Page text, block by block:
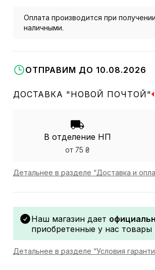
Оплата производится при
наличными.
ОТПРАВИМ ДО 10.08.2026
ДОСТАВКА "НОВОЙ ПОЧТОЙ"
В отделение НП
от 75 ₴
Детальнее в разделе “Доставка и
Наш магазин дает
приобретенные у нас товары
Детальнее в разделе “Условия